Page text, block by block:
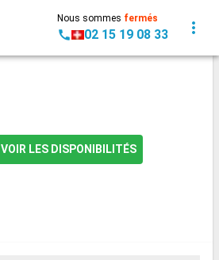
Nous sommes fermés
02 15 19 08 33
VOIR LES DISPONIBILITÉS